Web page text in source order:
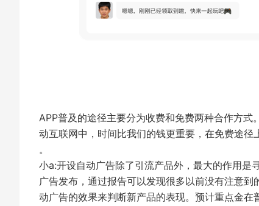
APP普及的途径主要分为收费和免费两种合作方
动互联网中，时间比我们的钱更重要，在免费途
。
小a:开设自动广告除了引流产品外，最大的作用是
广告发布，通过报告可以发现很多以前没有注意
动广告的效果来判断新产品的表现。预计重点金在